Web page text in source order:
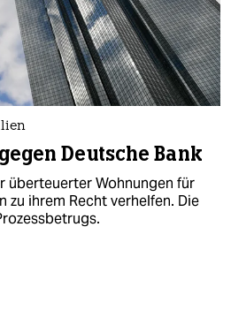
Deutsche Bank
überteuerter Wohnungen für
zu ihrem Recht verhelfen. Die